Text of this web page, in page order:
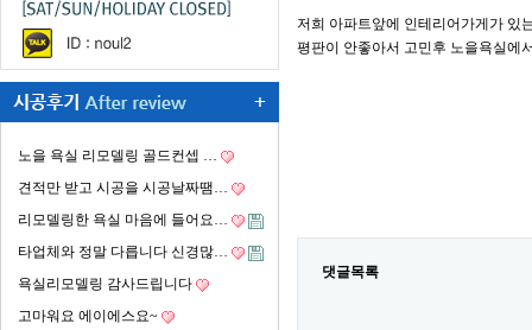
노을 욕실 리모델링 골드컨셉 …
견적만 받고 시공을 시공날짜땜…
리모델링한 욕실 마음에 들어요…
타업체와 정말 다릅니다 신경많…
욕실리모델링 감사드립니다
고마워요 에이에스요~
저희 아파트앞에 인테리어가게가 있
평판이 안좋아서 고민후 노을욕실에
댓글목록